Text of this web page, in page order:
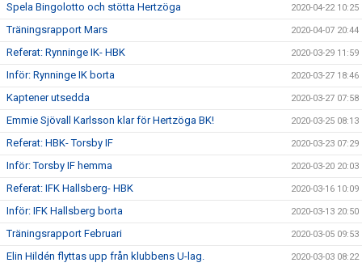
Spela Bingolotto och stötta Hertzöga 2020-04-22 10:25
Träningsrapport Mars 2020-04-07 20:44
Referat: Rynninge IK- HBK 2020-03-29 11:59
Inför: Rynninge IK borta 2020-03-27 18:46
Kaptener utsedda 2020-03-27 07:58
Emmie Sjövall Karlsson klar för Hertzöga BK! 2020-03-25 08:13
Referat: HBK- Torsby IF 2020-03-23 07:29
Inför: Torsby IF hemma 2020-03-20 20:03
Referat: IFK Hallsberg- HBK 2020-03-16 10:09
Inför: IFK Hallsberg borta 2020-03-13 20:50
Träningsrapport Februari 2020-03-05 09:53
Elin Hildén flyttas upp från klubbens U-lag. 2020-03-03 08:22